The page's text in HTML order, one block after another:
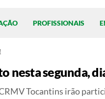
PROFISSIONAIS
nesta segunda,
Tocantins irão